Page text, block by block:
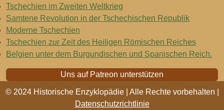
Tschechien im Zweiten Weltkrieg
Samtene Revolution in der Tschechischen Republik
Moderne Tschechien
Tschechien zur Zeit des Heiligen Römischen Reiches
Belgien unter dem Burgundischen und Spanischen Reich.
Uns auf Patreon unterstützen
© 2024 Historische Enzyklopädie | Alle Rechte vorbehalten |
Datenschutzrichtlinie